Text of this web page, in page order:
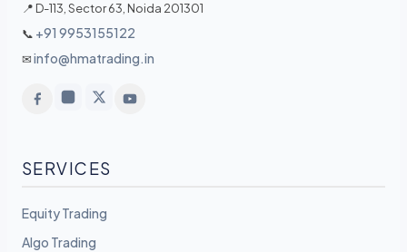
📍 D-113, Sector 63, Noida 201301
📞 +91 9953155122
✉info@hmatrading.in
SERVICES
Equity Trading
Algo Trading